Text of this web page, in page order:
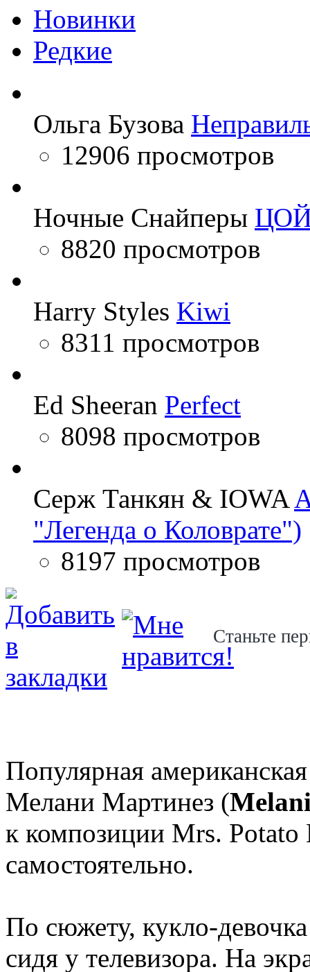
Новинки
Редкие
Ольга Бузова
12906 просмотров
Ночные Снайперы
8820 просмотров
Harry Styles Kiwi
8311 просмотров
Ed Sheeran Perfect
8098 просмотров
Серж Танкян & IOWA
"Легенда о Коловрате")
8197 просмотров
Станьте
Популярная
Мелани Мартинез (
к композиции Mrs. Potato
самостоятельно.
По сюжету, кукло-
сидя у телевизора. На